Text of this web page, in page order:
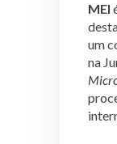
MEI
um
na